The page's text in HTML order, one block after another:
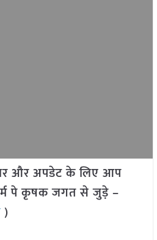
और अपडेट के लिए आप
पे कृषक जगत से जुड़े –
)